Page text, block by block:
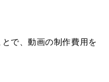
で、動画の制作費用を